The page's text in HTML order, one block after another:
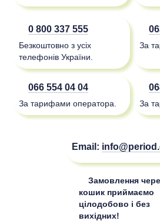
0 800 337 555
Безкоштовно з усіх
телефонів України.
За
066 554 04 04
За тарифами оператора. За
Email:
Замовлення
кошик приймаємо
цілодобово і без
вихідних!